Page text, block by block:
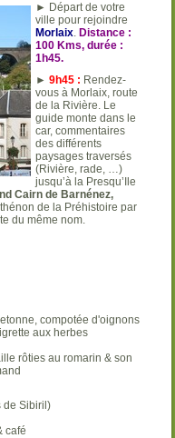
► Départ de votre
ville pour rejoindre
Morlaix. Distance :
100 Kms, durée :
1h45.
►9h45 : Rendez-
vous à Morlaix, route
de la Rivière. Le
guide monte dans le
car, commentaires
des différents
paysages traversés
(Rivière, rade, …)
jusqu’à la Presqu’Ile
Cairn de Barnénez,
de la Préhistoire par
du même nom.
compotée d'oignons
aux herbes
rôties au romarin & son
de Sibiril)
café